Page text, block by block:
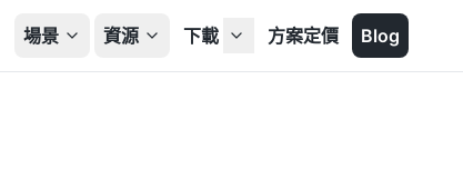
場景 資源 下載 方案定價 Blog